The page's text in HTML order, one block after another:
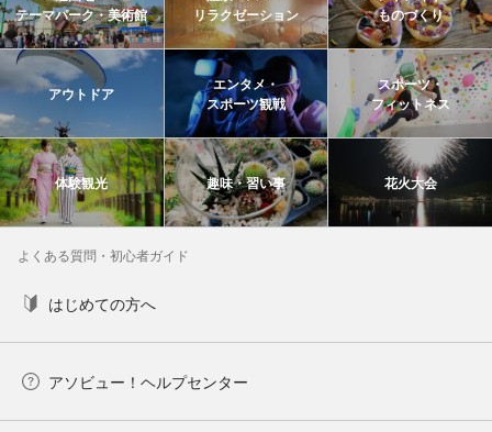
テーマパーク・美術館
リラクゼーション
ものづくり
アウトドア
エンタメ・
スポーツ観戦
スポーツ・
フィットネス
体験観光 趣味・習い事 花火大会
よくある質問・初心者ガイド
はじめての方へ
アソビュー！ヘルプセンター